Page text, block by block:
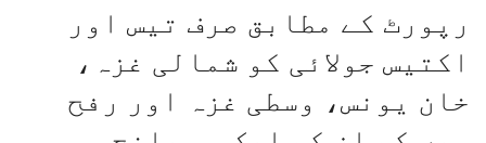
رپورٹ کے مطابق صرف تیس اور
اکتیس جولائی کو شمالی غزہ،
خان یونس، وسطی غزہ اور رفح